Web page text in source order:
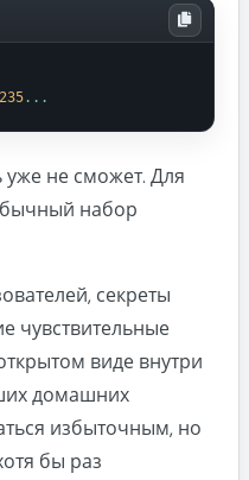
...
уже не сможет. Для
набор
секреты
чувствительные
виде внутри
домашних
избыточным, но
бы раз